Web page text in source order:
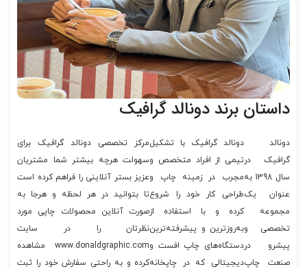
داستان برند دونالد گرافیک
دونالد
گرافیک در
سال 1398 به
عنوان یک
مجموعه
تخصصی و
پیشرو در
صنعت چاپ
دونالد گرافیک با تشکیل
تیمی از افراد متخصص و
مجرب در زمینه چاپ و
طراحی کار خود را شروع
کرده و با استفاده از
به‌روزترین و پیشرفته‌ترین
دستگاه‌های چاپ افست و
دیجیتالی که در چاپخانه
مرکز تخصصی دونالد گرافیک برای
سهولت هرچه بیشتر شما مشتریان
عزیز بستر آنلاینی را فراهم کرده است
تا بتوانید در هر لحظه و هرجا به
صورت آنلاین محصولات چاپی مورد
نظرتان را در سایت
www.donaldgraphic.com مشاهده
کرده و به راحتی سفارش خود را ثبت